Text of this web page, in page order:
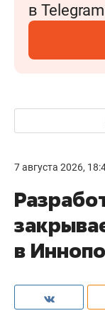
в Telegram
7 августа 2026,
в